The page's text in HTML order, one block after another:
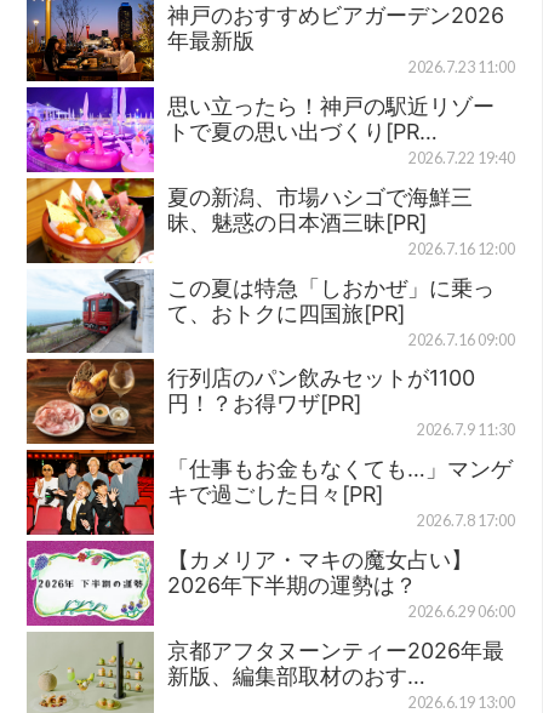
神戸のおすすめビアガーデン2026
年最新版
2026.7.23 11:00
思い立ったら！神戸の駅近リゾー
トで夏の思い出づくり[PR…
2026.7.22 19:40
夏の新潟、市場ハシゴで海鮮三
昧、魅惑の日本酒三昧[PR]
2026.7.16 12:00
この夏は特急「しおかぜ」に乗っ
て、おトクに四国旅[PR]
2026.7.16 09:00
行列店のパン飲みセットが1100
円！？お得ワザ[PR]
2026.7.9 11:30
「仕事もお金もなくても…」マンゲ
キで過ごした日々[PR]
2026.7.8 17:00
【カメリア・マキの魔女占い】
2026年下半期の運勢は？
2026.6.29 06:00
京都アフタヌーンティー2026年最
新版、編集部取材のおす…
2026.6.19 13:00